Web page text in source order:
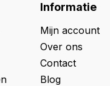
Informatie
Mijn account
Over ons
Contact
Blog